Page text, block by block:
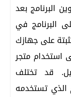
البرنامج بعد
البرنامج في
استخدام متجر
قد تختلف
الذي تستخدمه